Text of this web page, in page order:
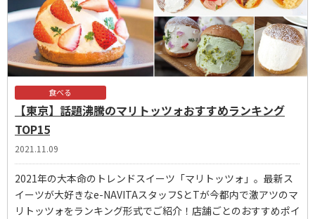
食べる
【東京】話題沸騰のマリトッツォおすすめランキング
TOP15
2021.11.09
2021年の大本命のトレンドスイーツ「マリトッツォ」。最新ス
イーツが大好きなe-NAVITAスタッフSとTが今都内で激アツのマ
リトッツォをランキング形式でご紹介！店舗ごとのおすすめポイ